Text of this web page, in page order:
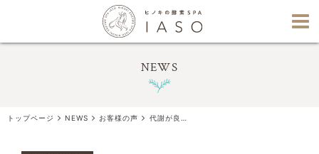
NEWS
トップページ NEWS お客様の声